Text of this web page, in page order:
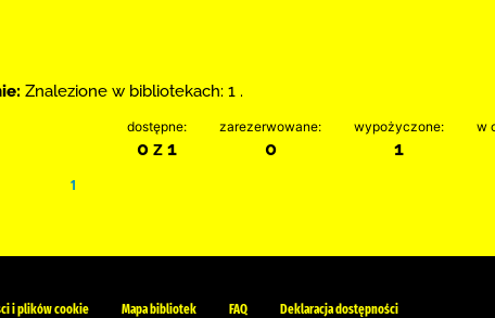
Znalezione w bibliotekach: 1 .
dostępne:
0 z 1
zarezerwowane:
0
wypożyczone:
1
w
1
i plików cookie Mapa bibliotek FAQ Deklaracja dostępności